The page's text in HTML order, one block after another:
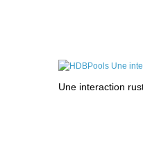
Une interaction